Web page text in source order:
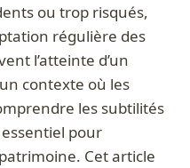
ou trop risqués,
régulière des
l’atteinte d’un
contexte où les
les subtilités
pour
Cet article